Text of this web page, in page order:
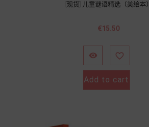
[现货] 儿童谜语精选（美绘本）
價
€15.50
 
Add to cart